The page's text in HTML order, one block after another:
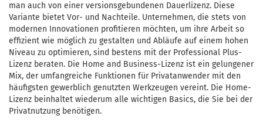
man auch von einer versionsgebundenen Dauerlizenz. Diese
Variante bietet Vor- und Nachteile. Unternehmen, die stets von
modernen Innovationen profitieren möchten, um ihre Arbeit so
effizient wie möglich zu gestalten und Abläufe auf einem hohen
Niveau zu optimieren, sind bestens mit der Professional Plus-
Lizenz beraten. Die Home and Business-Lizenz ist ein gelungener
Mix, der umfangreiche Funktionen für Privatanwender mit den
häufigsten gewerblich genutzten Werkzeugen vereint. Die Home-
Lizenz beinhaltet wiederum alle wichtigen Basics, die Sie bei der
Privatnutzung benötigen.